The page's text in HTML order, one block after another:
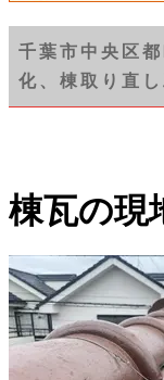
千葉市中央区
化、棟取り直
棟瓦の現